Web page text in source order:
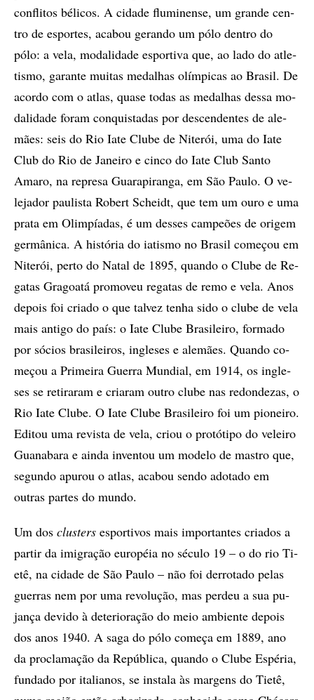
con­fli­tos bé­li­cos. A ci­da­de flu­mi­nen­se, um gran­de cen­
tro de es­por­tes, aca­bou ge­ran­do um pólo den­tro do
pólo: a vela, mo­da­li­da­de es­por­ti­va que, ao lado do atle­
tis­mo, ga­ran­te mu­i­tas me­da­lhas olím­pi­cas ao Bra­sil. De
acor­do com o atlas, qua­se to­das as me­da­lhas des­sa mo­
da­li­da­de fo­ram con­quis­ta­das por des­cen­den­tes de ale­
mães: seis do Rio Iate Clu­be de Ni­te­rói, uma do Iate
Club do Rio de Ja­nei­ro e cin­co do Iate Club San­to
Ama­ro, na re­pre­sa Gua­ra­pi­ran­ga, em São Pau­lo. O ve­
le­ja­dor pau­lis­ta Ro­bert Scheidt, que tem um ouro e uma
pra­ta em Olim­pí­a­das, é um des­ses cam­pe­õ­es de ori­gem
ger­mâ­ni­ca. A his­tó­ria do ia­tis­mo no Bra­sil co­me­çou em
Ni­te­rói, per­to do Na­tal de 1895, quan­do o Clu­be de Re­
ga­tas Gra­go­a­tá pro­mo­veu re­ga­tas de remo e vela. Anos
de­pois foi cri­a­do o que tal­vez te­nha sido o clu­be de vela
mais an­ti­go do país: o Iate Clu­be Bra­si­lei­ro, for­ma­do
por só­ci­os bra­si­lei­ros, in­gle­ses e ale­mães. Quan­do co­
me­çou a Primeira Guer­ra Mun­di­al, em 1914, os in­gle­
ses se re­ti­ra­ram e cri­a­ram ou­tro clu­be nas re­don­de­zas, o
Rio Iate Clu­be. O Iate Clu­be Bra­si­lei­ro foi um pi­o­nei­ro.
Edi­tou uma re­vis­ta de vela, cri­ou o pro­tó­ti­po do ve­lei­ro
Gua­na­ba­ra e ainda inventou um mo­de­lo de mas­tro que,
se­gun­do apurou o atlas, acabou sendo ado­ta­do em
outras partes do mun­do.
Um dos clus­ters es­por­ti­vos mais im­por­tan­tes cri­a­­dos a
par­tir da imi­gra­ção eu­ro­péia no sé­cu­lo 19 – o do rio Ti­
e­tê, na ci­da­de de São Pau­lo – não foi der­ro­ta­do pe­las
guer­ras nem por uma re­vo­lu­ção, mas per­deu a sua pu­
jan­ça de­vi­do à de­te­ri­o­ra­ção do meio am­bi­en­te de­pois
dos anos 1940. A saga do pólo co­me­ça em 1889, ano
da pro­cla­ma­ção da Re­pú­bli­ca, quan­do o Clu­be Es­pé­ria,
fun­da­do por ita­li­a­nos, se ins­ta­la às mar­gens do Ti­e­tê,